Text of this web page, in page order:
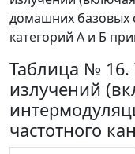
домашних базовых
категорий А и Б
Таблица №
излучений
частотного